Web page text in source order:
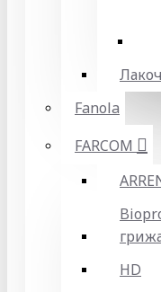
Fanola
FARCOM
HD